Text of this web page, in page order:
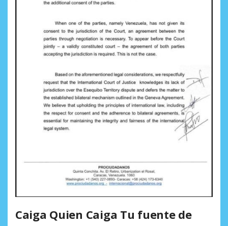
Caiga Quien Caiga Tu fuente de